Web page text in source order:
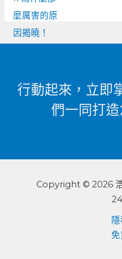
行動起來，立即
們一同打造
Copyright © 2026
免